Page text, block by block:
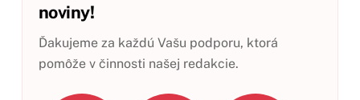
noviny!
Ďakujeme za každú Vašu podporu, ktorá
pomôže v činnosti našej redakcie.